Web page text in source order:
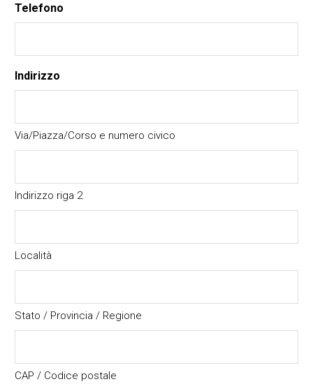
Telefono
Indirizzo
Via/Piazza/Corso e numero civico
Indirizzo riga 2
Località
Stato / Provincia / Regione
CAP / Codice postale